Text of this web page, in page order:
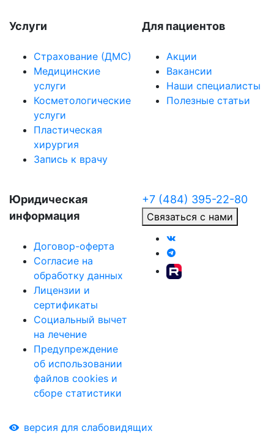
Услуги
Страхование (ДМС)
Медицинские
услуги
Косметологические
услуги
Пластическая
хирургия
Запись к врачу
Для пациентов
Акции
Вакансии
Наши специалисты
Полезные статьи
Юридическая
информация
Договор-оферта
Согласие на
обработку данных
Лицензии и
сертификаты
Социальный вычет
на лечение
Предупреждение
об использовании
файлов cookies и
сборе статистики
+7 (484) 395-22-80
Связаться с нами
версия для слабовидящих